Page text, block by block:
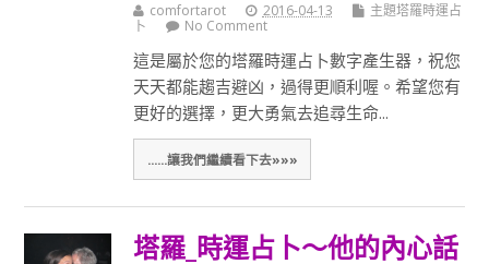
comfortarot 2016-04-13
主題塔羅時運占
卜
No Comment
這是屬於您的塔羅時運占卜數字產生器，祝您
天天都能趨吉避凶，過得更順利喔。希望您有
更好的選擇，更大勇氣去追尋生命...
......讓我們繼續看下去»»»
塔羅_時運占卜～他的內心話